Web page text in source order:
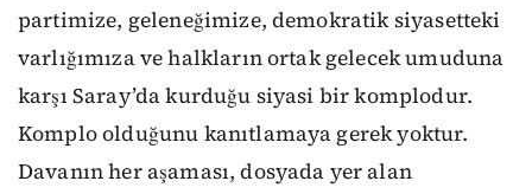
partimize, geleneğimize, demokratik siyasetteki
varlığımıza ve halkların ortak gelecek umuduna
karşı Saray’da kurduğu siyasi bir komplodur.
Komplo olduğunu kanıtlamaya gerek yoktur.
Davanın her aşaması, dosyada yer alan